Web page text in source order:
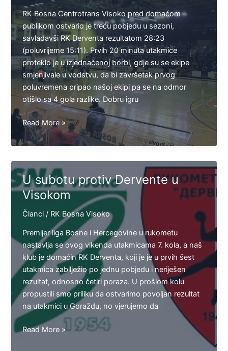
RK Bosna Centrotrans Visoko pred domaćom
publikom ostvario je treću pobjedu u sezoni,
savladavši RK Derventa rezultatom 28:23
(poluvrijeme 15:11). Prvih 20 minuta utakmice
proteklo je u izjednačenoj borbi, gdje su se ekipe
smjenjivale u vodstvu, da bi završetak prvog
poluvremena pripao našoj ekipi pa se na odmor
otišlo sa 4 gola razlike. Dobru igru
Bosna
protiv
Dervente
ostvarila
treću
pobjedu
u
sezoni
Read More »
U subotu protiv Dervente u
Visokom
Članci / RK Bosna Visoko
Premijer liga Bosne i Hercegovine u rukometu
nastavlja se ovog vikenda utakmicama 7. kola, a naš
klub je domaćin RK Derventa, koji je je u prvih šest
utakmica zabilježio po jednu pobjedu i neriješen
rezultat, odnosno četiri poraza. U prošlom kolu
propustili smo priliku da ostvarimo povoljan rezultat
na utakmici u Goraždu, no vjerujemo da
U
Read More »